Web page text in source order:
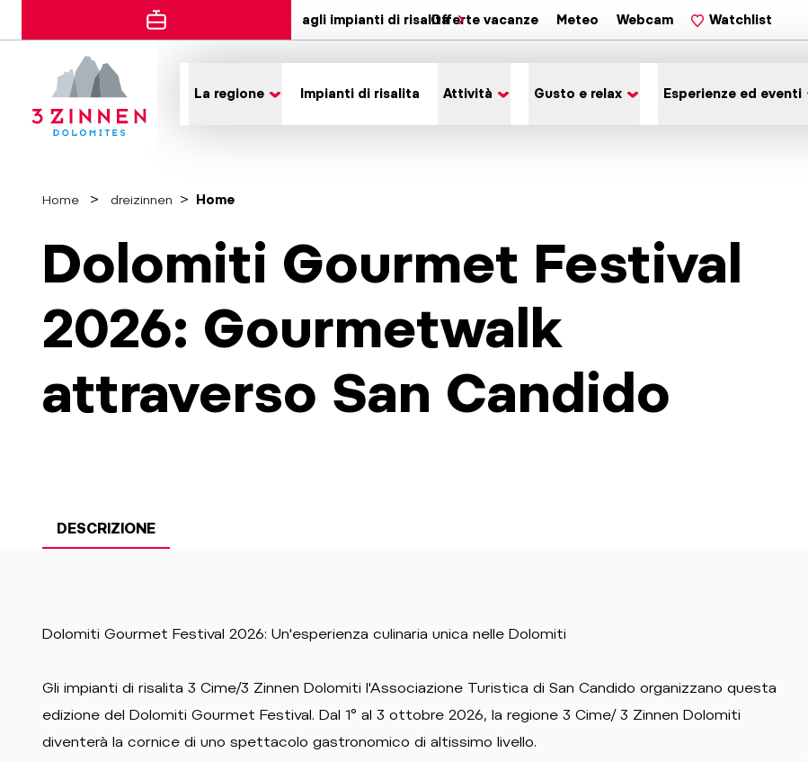
agli impianti di risalitaOfferte vacanze Meteo Webcam Watchlist
La regione Impianti di risalita Attività Gusto e relax Esperienze ed eventi
Home dreizinnen Home
Dolomiti Gourmet Festival
2026: Gourmetwalk
attraverso San Candido
DESCRIZIONE
Dolomiti Gourmet Festival 2026: Un'esperienza culinaria unica nelle Dolomiti
Gli impianti di risalita 3 Cime/3 Zinnen Dolomiti l'Associazione Turistica di San Candido organizzano questa
edizione del Dolomiti Gourmet Festival. Dal 1° al 3 ottobre 2026, la regione 3 Cime/ 3 Zinnen Dolomiti
diventerà la cornice di uno spettacolo gastronomico di altissimo livello.